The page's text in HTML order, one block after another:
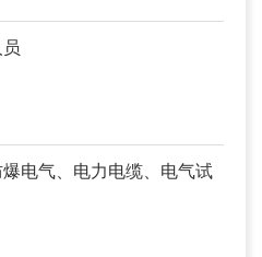
电气、电力电缆、电气试